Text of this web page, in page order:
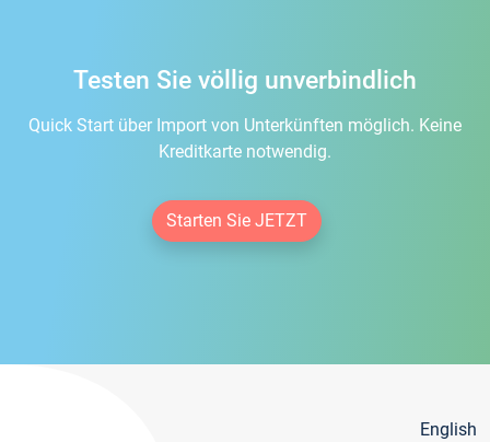
Testen Sie völlig unverbindlich
Quick Start über Import von Unterkünften möglich. Keine
Kreditkarte notwendig.
Starten Sie JETZT
English